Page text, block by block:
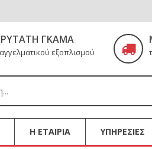
ΓΚΆΜΑ
εξοπλισμού
Η ΕΤΑΙΡΙΑ ΥΠΗΡΕΣΙΕΣ